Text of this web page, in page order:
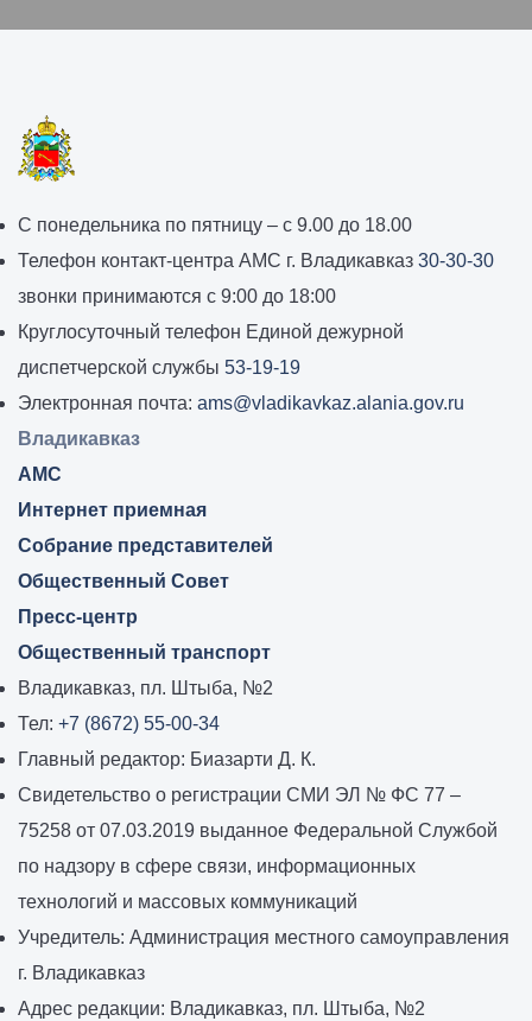
График
работы
администрации
местного
самоуправления
города
Владикавказ:
С понедельника по пятницу – с 9.00 до 18.00
Телефон контакт-центра АМС г. Владикавказ 30-30-30
звонки принимаются с 9:00 до 18:00
Круглосуточный телефон Единой дежурной
диспетчерской службы 53-19-19
Электронная почта: ams@vladikavkaz.alania.gov.ru
Владикавказ
АМС
Интернет приемная
Собрание представителей
Общественный Совет
Пресс-центр
Общественный транспорт
Владикавказ, пл. Штыба, №2
Тел: +7 (8672) 55-00-34
Главный редактор: Биазарти Д. К.
Свидетельство о регистрации СМИ ЭЛ № ФС 77 –
75258 от 07.03.2019 выданное Федеральной Службой
по надзору в сфере связи, информационных
технологий и массовых коммуникаций
Учредитель: Администрация местного самоуправления
г. Владикавказ
Адрес редакции: Владикавказ, пл. Штыба, №2